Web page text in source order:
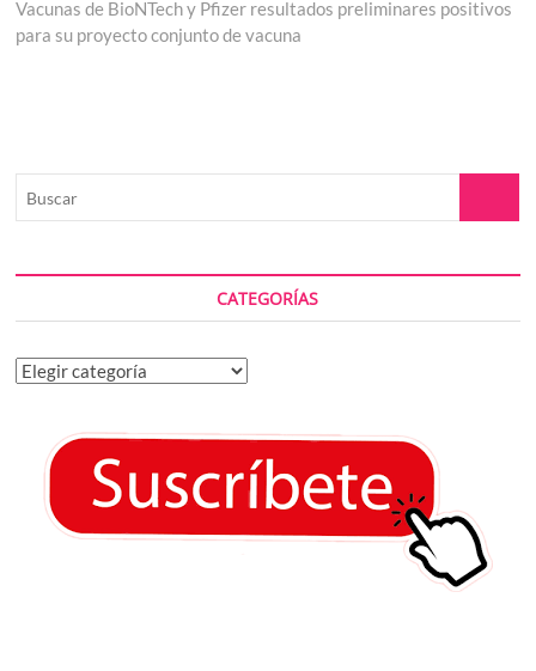
post:
Vacunas de BioNTech y Pfizer resultados preliminares positivos
para su proyecto conjunto de vacuna
CATEGORÍAS
Categorías